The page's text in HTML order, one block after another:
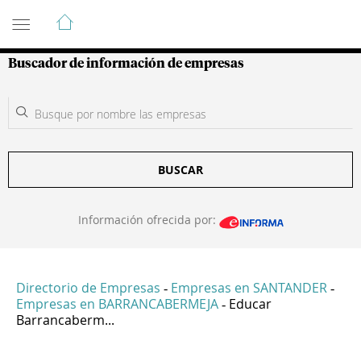
Guía de Empresas Colombianas
Buscador de información de empresas
BUSCAR
Información ofrecida por:
Directorio de Empresas - Empresas en SANTANDER -
Empresas en BARRANCABERMEJA - Educar
Barrancaberm...